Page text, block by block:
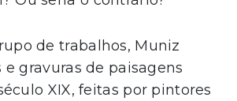
de trabalhos, Muniz
gravuras de paisagens
XIX, feitas por pintores